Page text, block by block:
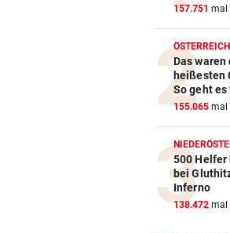
157.751 mal
ÖSTERREICH
Das waren
heißesten
So geht
155.065 mal
500 Helfer
bei
Inferno
138.472 mal